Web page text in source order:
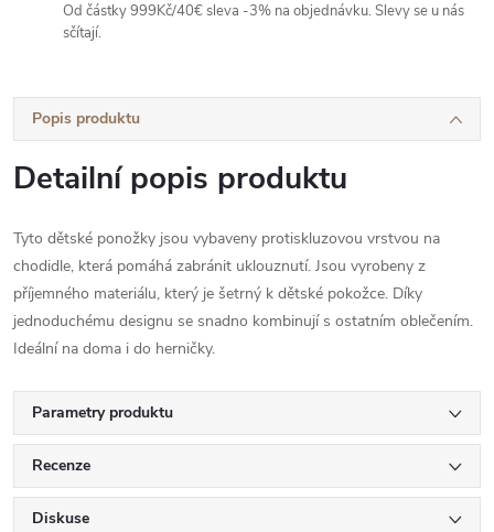
Od částky 999Kč/40€ sleva -3% na objednávku. Slevy se u nás
sčítají.
Popis produktu
Detailní popis produktu
Tyto dětské ponožky jsou vybaveny protiskluzovou vrstvou na
chodidle, která pomáhá zabránit uklouznutí. Jsou vyrobeny z
příjemného materiálu, který je šetrný k dětské pokožce. Díky
jednoduchému designu se snadno kombinují s ostatním oblečením.
Ideální na doma i do herničky.
Parametry produktu
Recenze
Diskuse